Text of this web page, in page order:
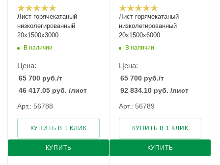
Лист горячекатаный
низколегированный
20х1500х3000
В наличии
Цена:
65 700 руб./т
46 417.05 руб. /лист
Арт.: 56788
КУПИТЬ
КУПИТЬ В 1 КЛИК
Лист горячекатаный
низколегированный
20х1500х6000
В наличии
Цена:
65 700 руб./т
92 834.10 руб. /лист
Арт.: 56789
КУПИТЬ
КУПИТЬ В 1 КЛИК